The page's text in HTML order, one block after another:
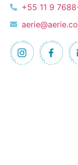
+55 11 9